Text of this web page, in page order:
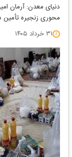
دنیای معدن: آرمان
محوری زنجیره تأمین
۳۱ خرداد ۱۴۰۵